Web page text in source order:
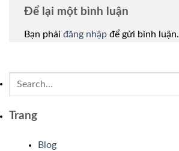
Để lại một bình luận
Bạn phải đăng nhập để gửi bình luận.
Trang
Blog